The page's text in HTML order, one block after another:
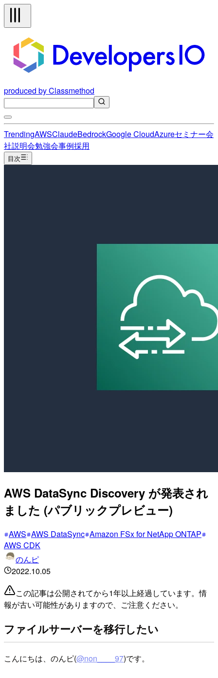
produced by Classmethod
TrendingAWSClaudeBedrockGoogle CloudAzureセミナー会
社説明会勉強会事例採用
目次
AWS DataSync Discovery が発表され
ました (パブリックプレビュー)
AWS AWS DataSync Amazon FSx for NetApp ONTAP
AWS CDK
のんピ
2022.10.05
この記事は公開されてから1年以上経過しています。情
報が古い可能性がありますので、ご注意ください。
ファイルサーバーを移行したい
こんにちは、のんピ(@non____97)です。